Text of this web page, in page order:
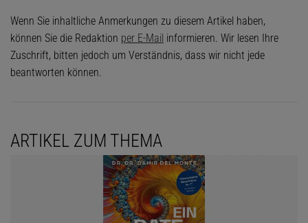
Wenn Sie inhaltliche Anmerkungen zu diesem Artikel haben,
können Sie die Redaktion per E-Mail informieren. Wir lesen Ihre
Zuschrift, bitten jedoch um Verständnis, dass wir nicht jede
beantworten können.
ARTIKEL ZUM THEMA